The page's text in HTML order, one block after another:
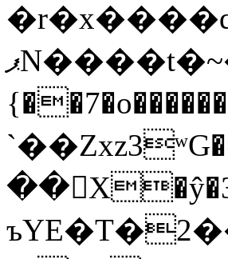
ޕN����t�~�>�G�{�Wރ�sl̞�@x_:�ˏ��՛��zU;wk�F�m�q}